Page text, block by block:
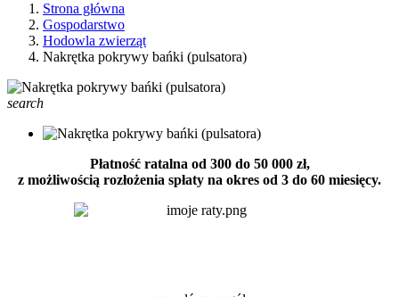
Strona główna
Gospodarstwo
Hodowla zwierząt
Nakrętka pokrywy bańki (pulsatora)
search
Płatność ratalna od 300 do 50 000 zł,
z możliwością rozłożenia spłaty na okres od 3 do 60 miesięcy.